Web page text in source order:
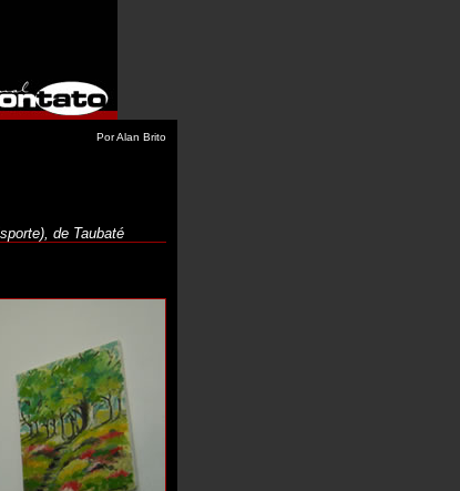
Por Alan Brito
de Taubaté